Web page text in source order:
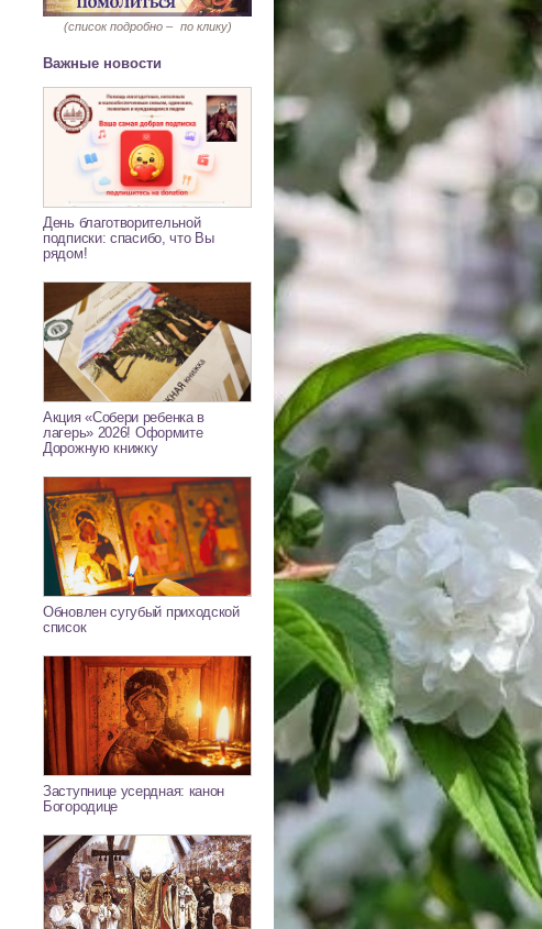
(список подробно – по клику)
Важные новости
День благотворительной
подписки: спасибо, что Вы
рядом!
Акция «Собери ребенка в
лагерь» 2026! Оформите
Дорожную книжку
Обновлен сугубый приходской
список
Заступнице усердная: канон
Богородице